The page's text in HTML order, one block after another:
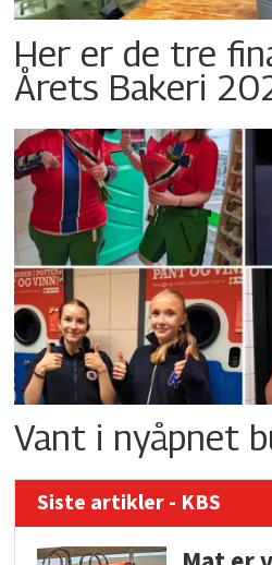
Her er de tre
Årets Bakeri
Vant i nyåpnet
Siste artikler - KBS